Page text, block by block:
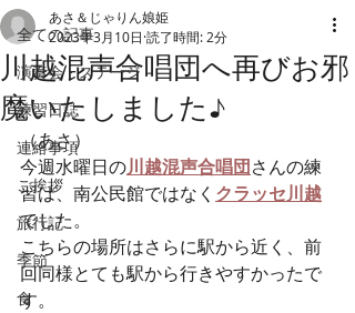
全ての記事
演奏会・ステージ
練習日誌
連絡事項
ご挨拶
旅行記
季節
食
川越混声合唱団へ再びお邪
魔いたしました♪
あさ＆じゃりん娘姫
2023年3月10日 読了時間: 2分
（あさ）
今週水曜日の川越混声合唱団さんの練
習は、南公民館ではなく クラッセ川越
でした。
こちらの場所はさらに駅から近く、前
回同様とても駅から行きやすかったで
す。